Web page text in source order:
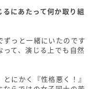
にあたって何か取り組
っと一緒にいたのです
て、演じる上でも自然
にかく『性格悪く！』